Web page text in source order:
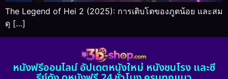
The Legend of Hei 2 (2025): การเติบโตของภูตน้อย และสม
ดุ […]
หนังฟรีออนไลน์ อัปเดตหนังใหม่ หนังชนโรง และซี